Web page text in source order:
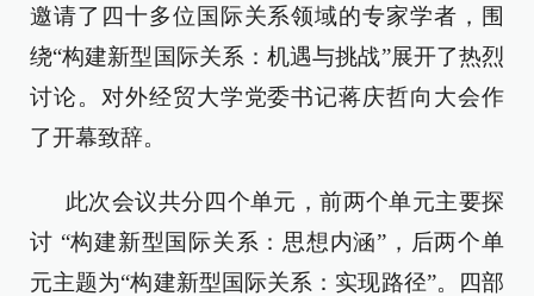
邀请了四十多位国际关系领域的专家学者，围
绕“构建新型国际关系：机遇与挑战”展开了热烈
讨论。对外经贸大学党委书记蒋庆哲向大会作
了开幕致辞。
此次会议共分四个单元，前两个单元主要探
讨 “构建新型国际关系：思想内涵”，后两个单
元主题为“构建新型国际关系：实现路径”。四部